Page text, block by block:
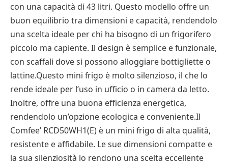
con una capacità di 43 litri. Questo modello offre un
buon equilibrio tra dimensioni e capacità, rendendolo
una scelta ideale per chi ha bisogno di un frigorifero
piccolo ma capiente. Il design è semplice e funzionale,
con scaffali dove si possono alloggiare bottigliette o
lattine.Questo mini frigo è molto silenzioso, il che lo
rende ideale per l’uso in ufficio o in camera da letto.
Inoltre, offre una buona efficienza energetica,
rendendolo un’opzione ecologica e conveniente.Il
Comfee’ RCD50WH1(E) è un mini frigo di alta qualità,
resistente e affidabile. Le sue dimensioni compatte e
la sua silenziosità lo rendono una scelta eccellente